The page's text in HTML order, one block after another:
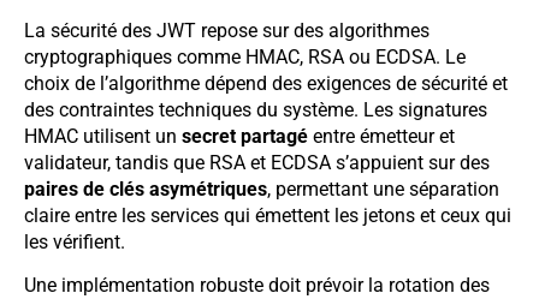
La sécurité des JWT repose sur des algorithmes
cryptographiques comme HMAC, RSA ou ECDSA. Le
choix de l’algorithme dépend des exigences de sécurité et
des contraintes techniques du système. Les signatures
HMAC utilisent un secret partagé entre émetteur et
validateur, tandis que RSA et ECDSA s’appuient sur des
paires de clés asymétriques, permettant une séparation
claire entre les services qui émettent les jetons et ceux qui
les vérifient.
Une implémentation robuste doit prévoir la rotation des